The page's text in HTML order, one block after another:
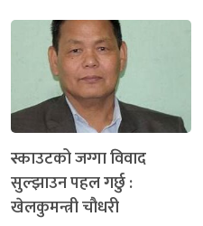
स्काउटको जग्गा विवाद
सुल्झाउन पहल गर्छु :
खेलकुमन्त्री चौधरी